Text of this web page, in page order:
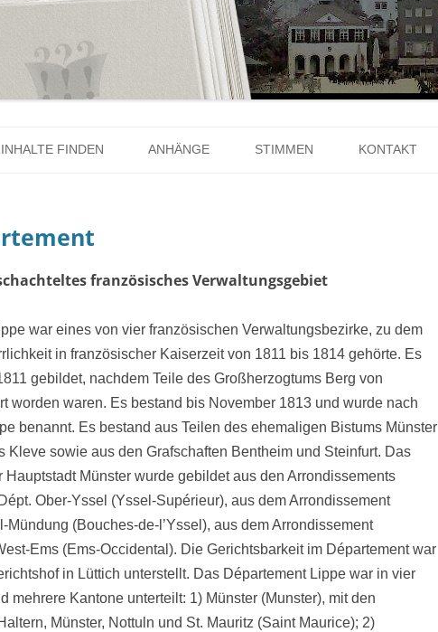
zum
INHALTE FINDEN
PERSONENREGISTER
RUND UM DIE WELTKRIEGE
ZEITTAFEL
ANHÄNGE
LINKS
STIMMEN KONTAKT
französisches Verwaltungsgebiet
war eines von vier französischen Verwaltungsbezirke, zu dem
in französischer Kaiserzeit von 1811 bis 1814 gehörte. Es
gebildet, nachdem Teile des Großherzogtums Berg von
worden waren. Es bestand bis November 1813 und wurde nach
benannt. Es bestand aus Teilen des ehemaligen Bistums Münster
Kleve sowie aus den Grafschaften Bentheim und Steinfurt. Das
Hauptstadt Münster wurde gebildet aus den Arrondissements
Ober-Yssel (Yssel-Supérieur), aus dem Arrondissement
Mündung (Bouches-de-l’Yssel), aus dem Arrondissement
Ems (Ems-Occidental). Die Gerichtsbarkeit im Département war
in Lüttich unterstellt. Das Département Lippe war in vier
mehrere Kantone unterteilt: 1) Münster (Munster), mit den
Münster, Nottuln und St. Mauritz (Saint Maurice); 2)